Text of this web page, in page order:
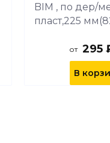
BIM , по дер/
пласт,225
от 295
В